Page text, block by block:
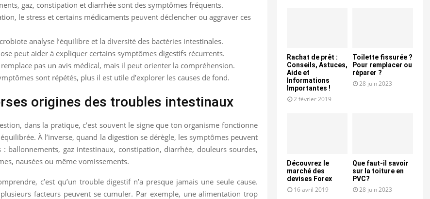
gaz, constipation et diarrhée sont des symptômes fréquents.
le stress et certains médicaments peuvent déclencher ou aggraver ces
analyse l’équilibre et la diversité des bactéries intestinales.
peut aider à expliquer certains symptômes digestifs récurrents.
remplace pas un avis médical, mais il peut orienter la compréhension.
sont répétés, plus il est utile d’explorer les causes de fond.
origines des troubles intestinaux
dans la pratique, c’est souvent le signe que ton organisme fonctionne
À l’inverse, quand la digestion se dérègle, les symptômes peuvent
: ballonnements, gaz intestinaux, constipation, diarrhée, douleurs sourdes,
nausées ou même vomissements.
c’est qu’un trouble digestif n’a presque jamais une seule cause.
facteurs peuvent se cumuler. Par exemple, une alimentation trop
Rachat de prêt :
Conseils, Astuces,
Aide et
Informations
Importantes !
2 février 2019
Toilette fissurée ?
Pour remplacer ou
réparer ?
28 juin 2023
Découvrez le
marché des
devises Forex
16 avril 2019
Que faut-il savoir
sur la toiture en
PVC?
28 juin 2023